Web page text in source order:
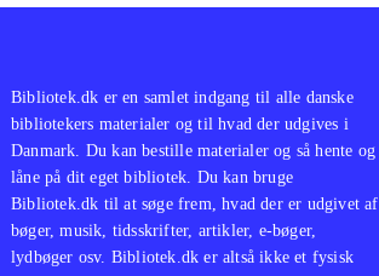
Bibliotek.dk er en samlet indgang til alle danske
bibliotekers materialer og til hvad der udgives i
Danmark. Du kan bestille materialer og så hente og
låne på dit eget bibliotek. Du kan bruge
Bibliotek.dk til at søge frem, hvad der er udgivet af
bøger, musik, tidsskrifter, artikler, e-bøger,
lydbøger osv. Bibliotek.dk er altså ikke et fysisk